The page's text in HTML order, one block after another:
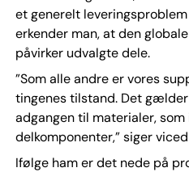
et generelt
erkender man, at den
påvirker udvalgte dele.
”Som alle andre er vores
tingenes tilstand. Det
adgangen til materialer,
delkomponenter,” siger
Ifølge ham er det nede på